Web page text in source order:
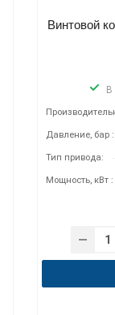
8GA (IP54)